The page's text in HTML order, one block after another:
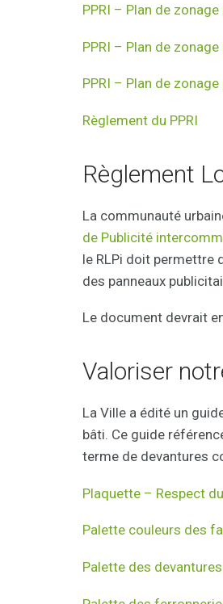
PPRI – Plan de
PPRI – Plan de
PPRI – Plan de
Règlement du PPRI
Règlement
La communauté
de Publicité
le RLPi doit permettre
des panneaux
Le document devrait
Valoriser
La Ville a édité un
bâti. Ce guide
terme de devantures
Plaquette – Respect
Palette couleurs des
Palette des devantures